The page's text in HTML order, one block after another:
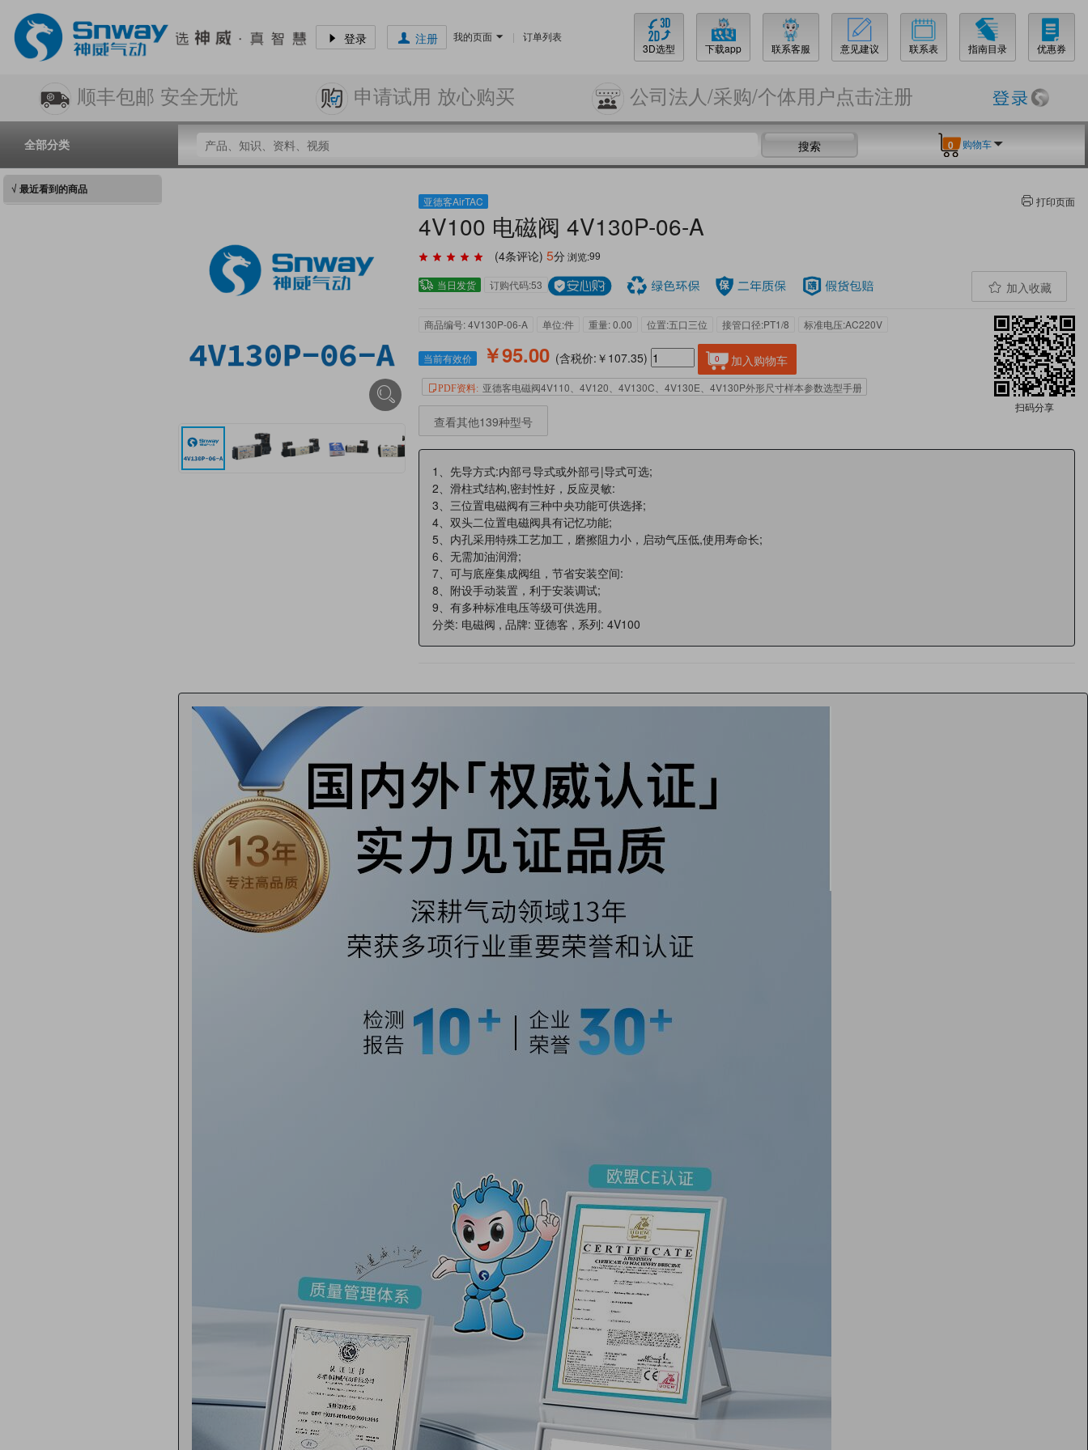
登录 注册 我的页面 |
订单列表
3D选型
下载app 联系客服 意见建议 联系表 指南目录 优惠券
顺丰包邮 安全无忧 申请试用 放心购买 公司法人/采购/个体用户点击注册
全部分类 搜索 0 购物车
√ 最近看到的商品
亚德客AirTAC 打印页面
4V100 电磁阀 4V130P-06-A
(4条评论) 5分 浏览:99
当日发货 订购代码:53 加入收藏
商品编号: 4V130P-06-A 单位:件 重量: 0.00 位置:五口三位 接管口径:PT1/8 标准电压:AC220V
扫码分享
当前有效价 ￥95.00 (含税价:￥107.35) 0 加入购物车
PDF资料: 亚德客电磁阀4V110、4V120、4V130C、4V130E、4V130P外形尺寸样本参数选型手册
查看其他139种型号
1、先导方式:内部弓导式或外部弓|导式可选;
2、滑柱式结构,密封性好，反应灵敏:
3、三位置电磁阀有三种中央功能可供选择;
4、双头二位置电磁阀具有记忆功能;
5、内孔采用特殊工艺加工，磨擦阻力小，启动气压低,使用寿命长;
6、无需加油润滑;
7、可与底座集成阀组，节省安装空间:
8、附设手动装置，利于安装调试;
9、有多种标准电压等级可供选用。
分类: 电磁阀 , 品牌: 亚德客 , 系列: 4V100